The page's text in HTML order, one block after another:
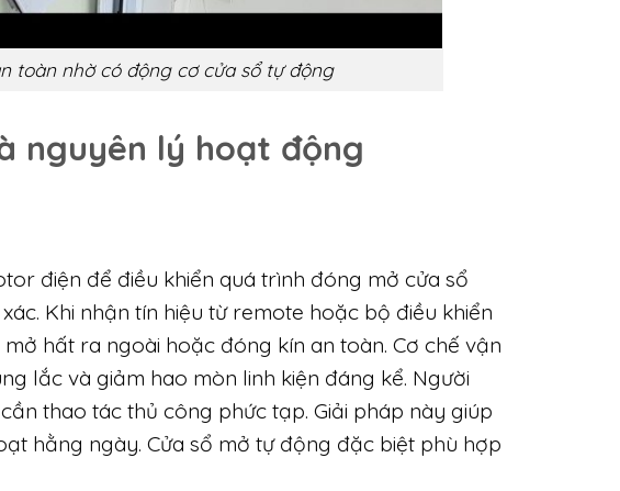
toàn nhờ có động cơ cửa sổ tự động
nguyên lý hoạt động
điện để điều khiển quá trình đóng mở cửa sổ
Khi nhận tín hiệu từ remote hoặc bộ điều khiển
hất ra ngoài hoặc đóng kín an toàn. Cơ chế vận
lắc và giảm hao mòn linh kiện đáng kể. Người
thao tác thủ công phức tạp. Giải pháp này giúp
hằng ngày. Cửa sổ mở tự động đặc biệt phù hợp